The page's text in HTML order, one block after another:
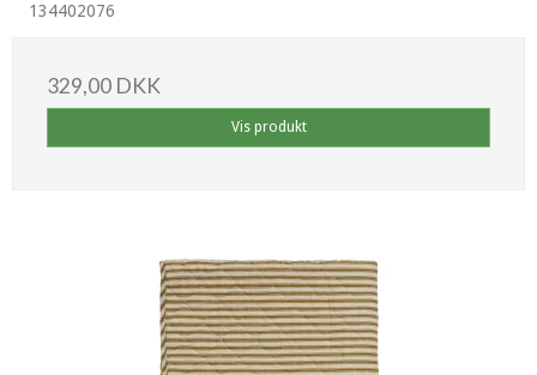
134402076
329,00 DKK
Vis produkt